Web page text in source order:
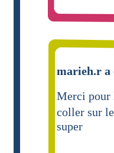
marieh.r
Merci
coller sur
super